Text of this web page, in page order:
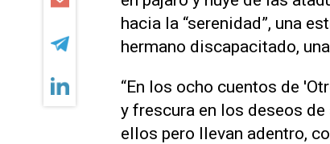
hacia la “serenidad”, una
hermano discapacitado,
“En los ocho cuentos de
y frescura en los deseos
ellos pero llevan adentro,